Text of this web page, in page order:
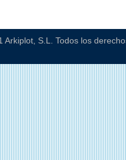
Arkiplot, S.L. Todos los